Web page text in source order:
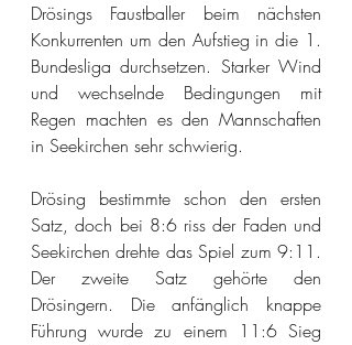
Drösings Faustballer beim nächsten
Konkurrenten um den Aufstieg in die 1.
Bundesliga durchsetzen. Starker Wind
und wechselnde Bedingungen mit
Regen machten es den Mannschaften
in Seekirchen sehr schwierig.
Drösing bestimmte schon den ersten
Satz, doch bei 8:6 riss der Faden und
Seekirchen drehte das Spiel zum 9:11.
Der zweite Satz gehörte den
Drösingern. Die anfänglich knappe
Führung wurde zu einem 11:6 Sieg